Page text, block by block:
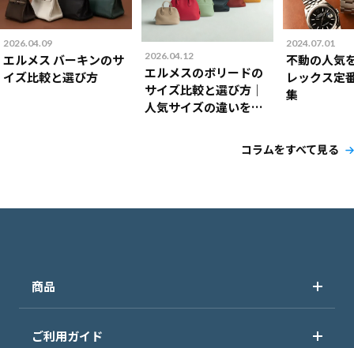
2026.04.09
エルメス バーキンのサ
イズ比較と選び方
2026.04.12
エルメスのボリードの
サイズ比較と選び方｜
人気サイズの違いを解
2024.07.01
不動の人気
レックス定
集
コラムをすべて見る
商品
ご利用ガイド